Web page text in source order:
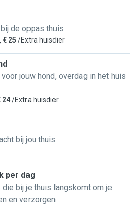
de oppas thuis
€ 25 /Extra huisdier
jouw hond, overdag in het huis
24/Extra huisdier
bij jou thuis
per dag
bij je thuis langskomt om je
en verzorgen